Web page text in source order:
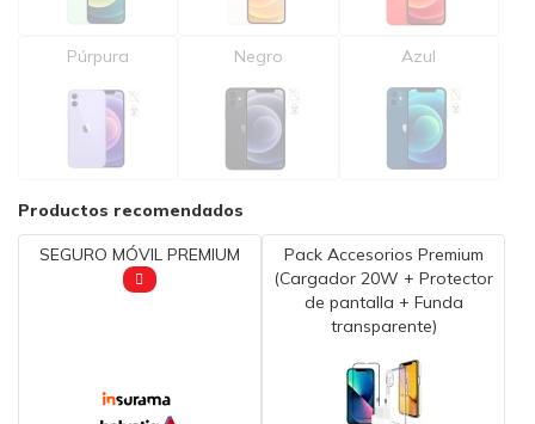
Púrpura Negro Azul
Productos recomendados
SEGURO MÓVIL PREMIUM
Pack Accesorios Premium
(Cargador 20W + Protector
de pantalla + Funda
transparente)